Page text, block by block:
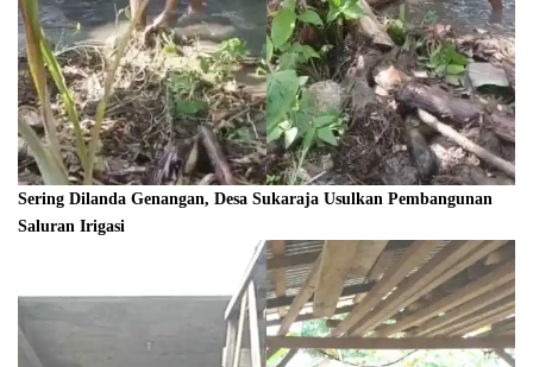
Sering Dilanda Genangan, Desa Sukaraja Usulkan Pembangunan
Saluran Irigasi